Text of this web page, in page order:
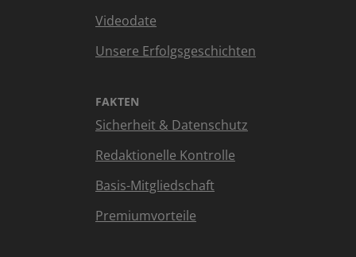
Videodate
Unsere Erfolgsgeschichten
FAKTEN
Sicherheit & Datenschutz
Redaktionelle Kontrolle
Basis-Mitgliedschaft
Premiumvorteile